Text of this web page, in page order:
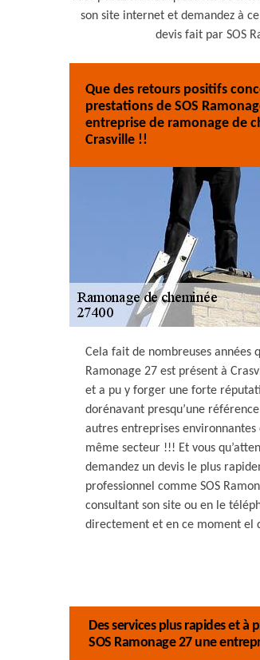
son site internet et demandez à
devis fait par SOS
Que des retours positifs
prestations de SOS
entreprise de ramonage de
Crasville !!
Cela fait de nombreuses années
Ramonage 27 est présent à
et a pu y forger une forte
dorénavant presqu’une
autres entreprises environnantes
même secteur !!! Et vous
demandez un devis le plus
professionnel comme SOS
consultant son site ou en le
directement et en ce moment el
Des services plus rapides et à
SOS Ramonage 27 une